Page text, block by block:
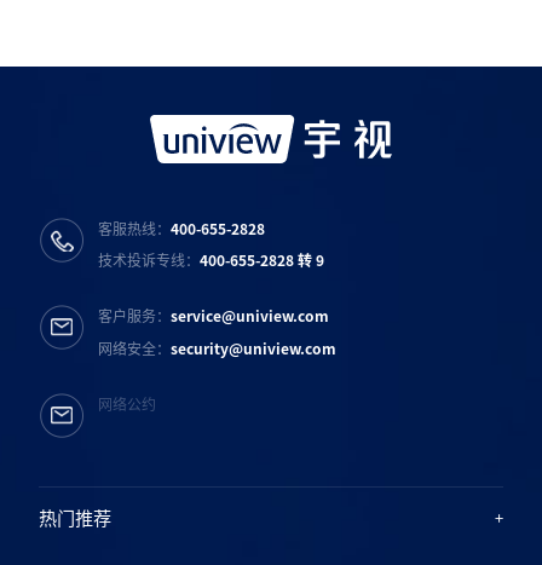
热门推荐
客服热线：400-655-2828
技术投诉专线：400-655-2828 转 9
客户服务：service@uniview.com
网络安全：security@uniview.com
网络公约